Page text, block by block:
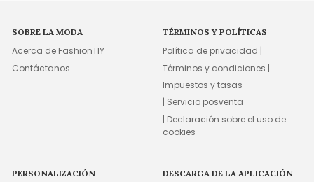
SOBRE LA MODA
Acerca de FashionTIY
Contáctanos
TÉRMINOS Y POLÍTICAS
Política de privacidad |
Términos y condiciones |
Impuestos y tasas
| Servicio posventa
| Declaración sobre el uso de
cookies
PERSONALIZACIÓN DESCARGA DE LA APLICACIÓN